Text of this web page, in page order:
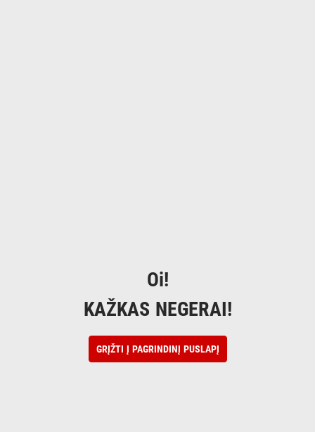
Oi!
KAŽKAS NEGERAI!
GRĮŽTI Į PAGRINDINĮ PUSLAPĮ